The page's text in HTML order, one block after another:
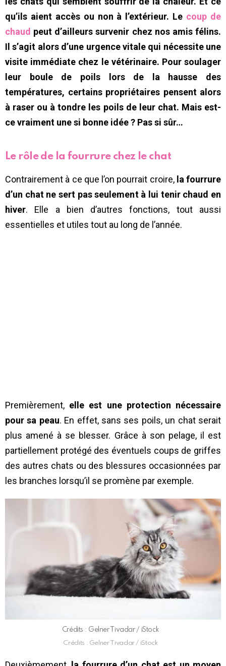
qu’ils aient accès ou non à l’extérieur. Le coup de
chaud peut d’ailleurs survenir chez nos amis félins.
Il s’agit alors d’une urgence vitale qui nécessite une
visite immédiate chez le vétérinaire. Pour soulager
leur boule de poils lors de la hausse des
températures, certains propriétaires pensent alors
à raser ou à tondre les poils de leur chat. Mais est-
ce vraiment une si bonne idée ? Pas si sûr…
Le rôle de la fourrure chez le chat
Contrairement à ce que l’on pourrait croire,la fourrure
d’un chat ne sert pas seulement à lui tenir chaud en
hiver. Elle a bien d’autres fonctions, tout aussi
essentielles et utiles tout au long de l’année.
Premièrement, elle est une protection nécessaire
pour sa peau. En effet, sans ses poils, un chat serait
plus amené à se blesser. Grâce à son pelage, il est
partiellement protégé des éventuels coups de griffes
des autres chats ou des blessures occasionnées par
les branches lorsqu’il se promène par exemple.
Crédits : Gelner Tivadar / iStock
Crédits : Gelner Tivadar / iStock